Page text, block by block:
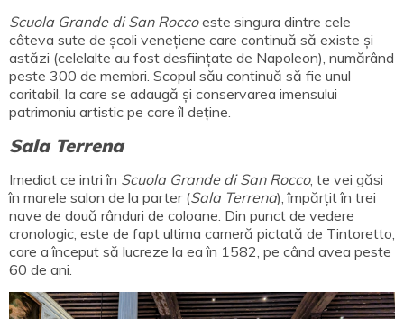
Scuola Grande di San Roccoeste singura dintre cele
câteva sute de școli venețiene care continuă să existe și
astăzi (celelalte au fost desființate de Napoleon), numărând
peste 300 de membri. Scopul său continuă să fie unul
caritabil, la care se adaugă și conservarea imensului
patrimoniu artistic pe care îl deține.
Sala Terrena
Imediat ce intri în Scuola Grande di San Rocco, te vei găsi
în marele salon de la parter (Sala Terrena), împărțit în trei
nave de două rânduri de coloane. Din punct de vedere
cronologic, este de fapt ultima cameră pictată de Tintoretto,
care a început să lucreze la ea în 1582, pe când avea peste
60 de ani.